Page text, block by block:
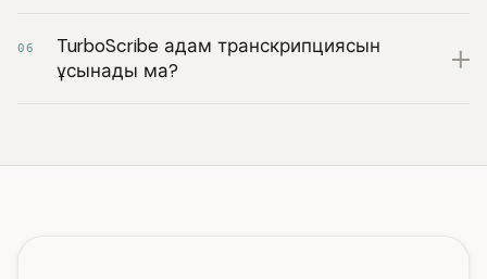
06
TurboScribe адам транскрипциясын
ұсынады ма?